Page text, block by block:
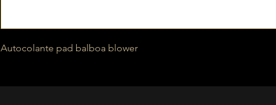
Autocolante pad balboa blower